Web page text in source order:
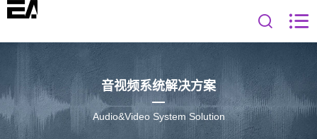
音视频系统解决方案
Audio&Video System Solution